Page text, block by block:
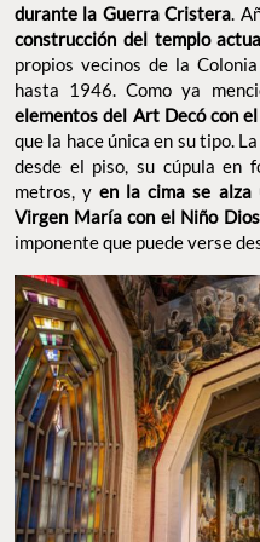
durante la Guerra Cristera.
construcción del templo
propios vecinos de la
hasta 1946. Como ya
elementos del Art Decó con
que la hace única en su tipo.
desde el piso, su cúpula en
metros, yen la cima se alza
Virgen María con el Niño Dios
imponente que puede verse